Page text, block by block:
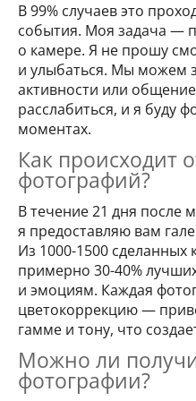
В 99% случаев это
события. Моя задача —
о камере. Я не прошу
и улыбаться. Мы можем
активности или
расслабиться, и я буду
моментах.
Как происходит
фотографий?
В течение 21 дня после
я предоставляю вам
Из 1000-1500 сделанных
примерно 30-40%
и эмоциям. Каждая
цветокоррекцию —
гамме и тону, что
Можно ли
фотографии?